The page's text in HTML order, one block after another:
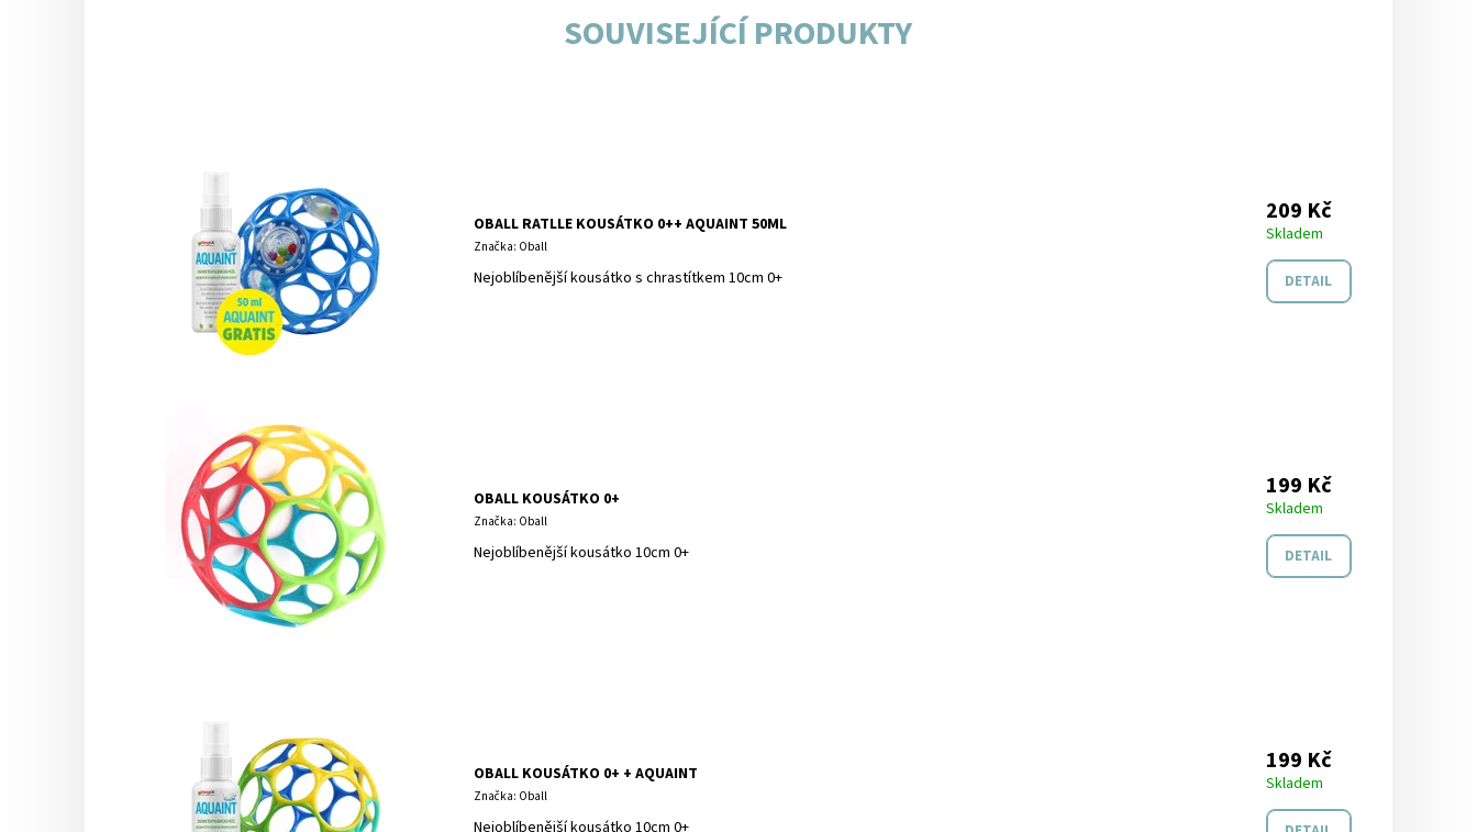
SOUVISEJÍCÍ PRODUKTY
OBALL RATLLE KOUSÁTKO 0++ AQUAINT 50ML
Značka: Oball
Nejoblíbenější kousátko s chrastítkem 10cm 0+
209 Kč
Skladem
DETAIL
OBALL KOUSÁTKO 0+
Značka: Oball
Nejoblíbenější kousátko 10cm 0+
199 Kč
Skladem
DETAIL
OBALL KOUSÁTKO 0+ + AQUAINT
Značka: Oball
199 Kč
Skladem